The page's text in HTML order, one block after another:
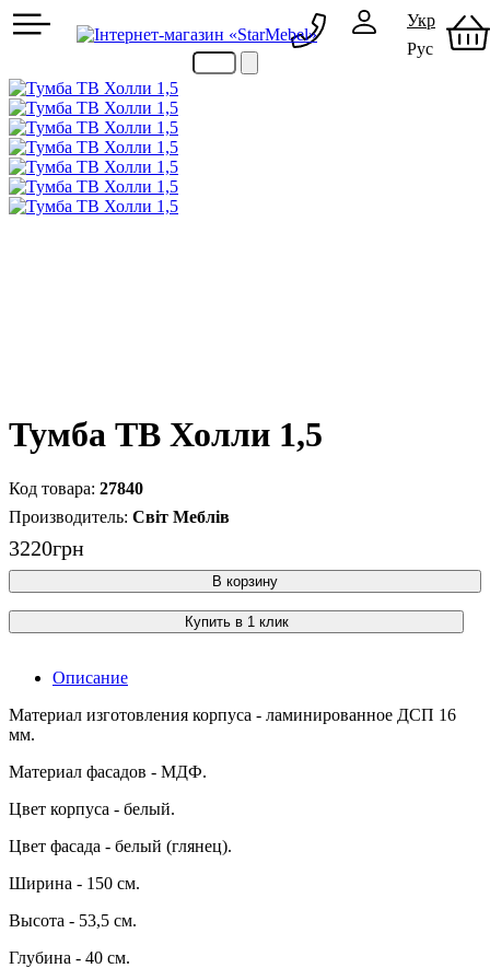
Тумба ТВ Холли 1,5
27840
Світ Меблів
3220грн
В корзину
Купить в 1 клик
Описание
Материал изготовления корпуса - ламинированное ДСП 16
мм.
Материал фасадов - МДФ.
Цвет корпуса - белый.
Цвет фасада - белый (глянец).
Ширина - 150 см.
Высота - 53,5 см.
Глубина - 40 см.
Укр
Рус